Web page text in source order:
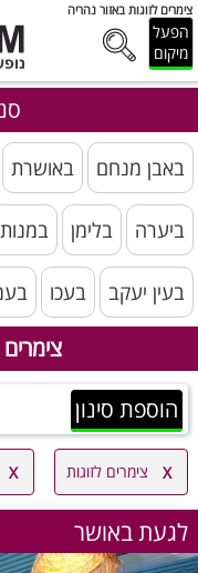
צימרים לזוגות באזור נהריה
הפעל
מיקום
באבן מנחם באושרת
ביערה בלימן במנות
בעין יעקב בעכו
הוספת סינון
צימרים לזוגות
לגעת באושר